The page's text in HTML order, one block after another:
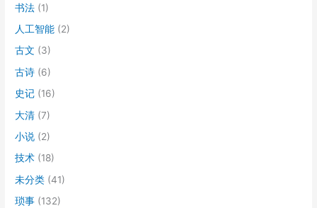
书法 (1)
人工智能 (2)
古文 (3)
古诗 (6)
史记 (16)
大清 (7)
小说 (2)
技术 (18)
未分类 (41)
琐事 (132)